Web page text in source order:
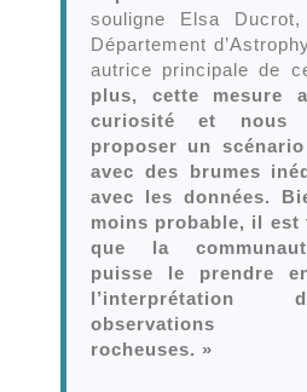
souligne Elsa
Département
autrice principale de
plus, cette mesure
curiosité et nous
proposer un
avec des brumes
avec les données.
moins probable, il est
que la
puisse le prendre
l’interprétation
observations
rocheuses. »